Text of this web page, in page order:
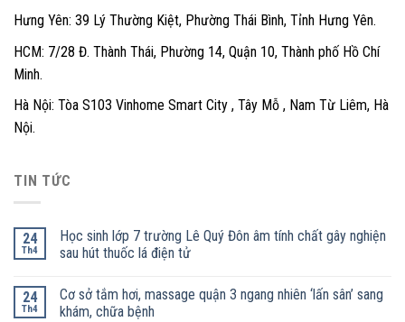
Hưng Yên: 39 Lý Thường Kiệt, Phường Thái Bình, Tỉnh Hưng Yên.
HCM: 7/28 Đ. Thành Thái, Phường 14, Quận 10, Thành phố Hồ Chí
Minh.
Hà Nội: Tòa S103 Vinhome Smart City , Tây Mỗ , Nam Từ Liêm, Hà
Nội.
TIN TỨC
24
Th4
Học sinh lớp 7 trường Lê Quý Đôn âm tính chất gây nghiện
sau hút thuốc lá điện tử
24
Th4
Cơ sở tắm hơi, massage quận 3 ngang nhiên ‘lấn sân’ sang
khám, chữa bệnh